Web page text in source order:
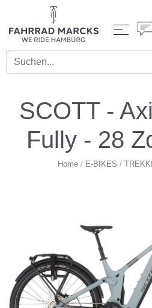
SCOTT -
Fully - 28
Home/ E-BIKES /